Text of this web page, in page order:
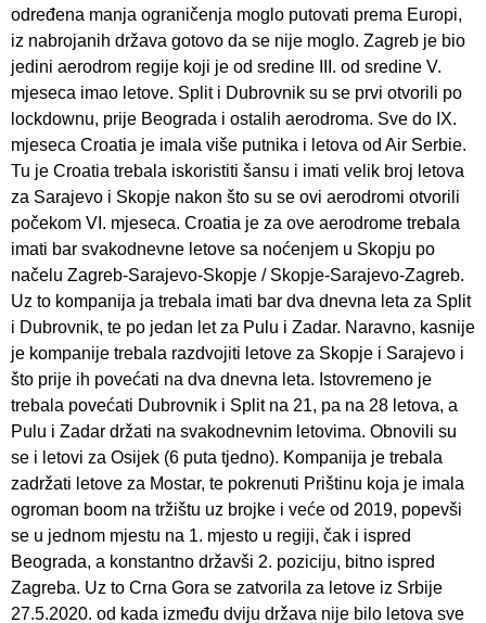
određena manja ograničenja moglo putovati prema Europi,
iz nabrojanih država gotovo da se nije moglo. Zagreb je bio
jedini aerodrom regije koji je od sredine III. od sredine V.
mjeseca imao letove. Split i Dubrovnik su se prvi otvorili po
lockdownu, prije Beograda i ostalih aerodroma. Sve do IX.
mjeseca Croatia je imala više putnika i letova od Air Serbie.
Tu je Croatia trebala iskoristiti šansu i imati velik broj letova
za Sarajevo i Skopje nakon što su se ovi aerodromi otvorili
počekom VI. mjeseca. Croatia je za ove aerodrome trebala
imati bar svakodnevne letove sa noćenjem u Skopju po
načelu Zagreb-Sarajevo-Skopje / Skopje-Sarajevo-Zagreb.
Uz to kompanija ja trebala imati bar dva dnevna leta za Split
i Dubrovnik, te po jedan let za Pulu i Zadar. Naravno, kasnije
je kompanije trebala razdvojiti letove za Skopje i Sarajevo i
što prije ih povećati na dva dnevna leta. Istovremeno je
trebala povećati Dubrovnik i Split na 21, pa na 28 letova, a
Pulu i Zadar držati na svakodnevnim letovima. Obnovili su
se i letovi za Osijek (6 puta tjedno). Kompanija je trebala
zadržati letove za Mostar, te pokrenuti Prištinu koja je imala
ogroman boom na tržištu uz brojke i veće od 2019, popevši
se u jednom mjestu na 1. mjesto u regiji, čak i ispred
Beograda, a konstantno državši 2. poziciju, bitno ispred
Zagreba. Uz to Crna Gora se zatvorila za letove iz Srbije
27.5.2020. od kada između dviju država nije bilo letova sve